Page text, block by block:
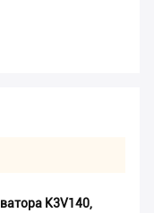
K3V140,